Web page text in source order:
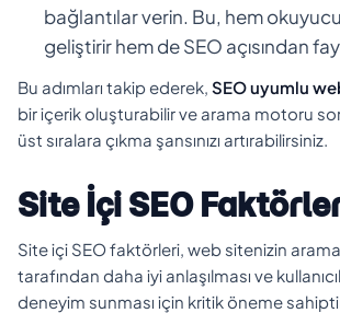
bağlantılar verin. Bu, hem
geliştirir hem de SEO açısından
Bu adımları takip ederek, SEO uyumlu
bir içerik oluşturabilir ve arama motoru
üst sıralara çıkma şansınızı artırabilirsiniz.
Site İçi SEO
Site içi SEO faktörleri, web sitenizin
tarafından daha iyi anlaşılması ve
deneyim sunması için kritik öneme